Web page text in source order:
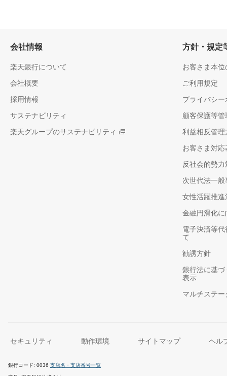
会社情報
楽天銀行について
会社概要
採用情報
サステナビリティ
楽天グループのサステナビリティ
方針・規定
お客さま本
ご利用規定
プライバシー
顧客保護等管
利益相反管理
お客さま対応
反社会的勢
次世代法一
女性活躍推
金融円滑化
電子決済等
て
勧誘方針
銀行法に基
表示
マルチステ
セキュリティ 動作環境 サイトマップ ヘル
銀行コード 0036 支店名・支店番号一覧